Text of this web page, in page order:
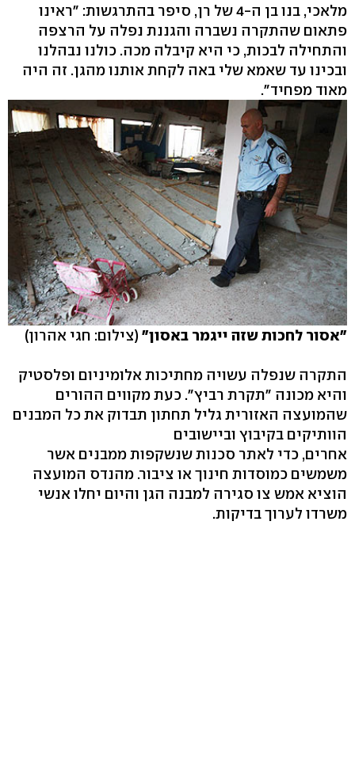
מלאכי, בנו בן ה-4 של רן, סיפר בהתרגשות: "ראינו
פתאום שהתקרה נשברה והגננת נפלה על הרצפה
והתחילה לבכות, כי היא קיבלה מכה. כולנו נבהלנו
ובכינו עד שאמא שלי באה לקחת אותנו מהגן. זה היה
מאוד מפחיד".
"אסור לחכות שזה ייגמר באסון" (צילום: חגי אהרון)
התקרה שנפלה עשויה מחתיכות אלומיניום ופלסטיק
והיא מכונה "תקרת רביץ". כעת מקווים ההורים
שהמועצה האזורית גליל תחתון תבדוק את כל המבנים
הוותיקים בקיבוץ וביישובים
אחרים, כדי לאתר סכנות שנשקפות ממבנים אשר
משמשים כמוסדות חינוך או ציבור. מהנדס המועצה
הוציא אמש צו סגירה למבנה הגן והיום יחלו אנשי
משרדו לערוך בדיקות.